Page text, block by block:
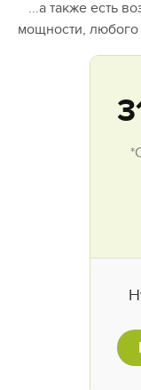
...а также есть
мощности, любого